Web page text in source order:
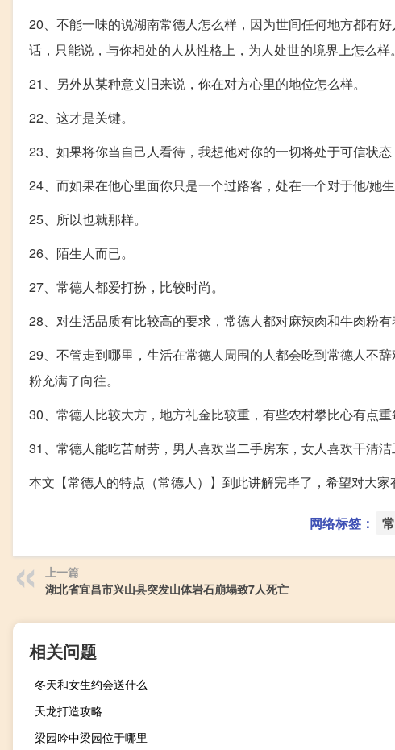
20、不能一味的说湖南常德人怎么样，因为世间任何地方都有
话，只能说，与你相处的人从性格上，为人处世的境界上怎么样。
21、另外从某种意义旧来说，你在对方心里的地位怎么样。
22、这才是关键。
23、如果将你当自己人看待，我想他对你的一切将处于可信状
24、而如果在他心里面你只是一个过路客，处在一个对于他/她
25、所以也就那样。
26、陌生人而已。
27、常德人都爱打扮，比较时尚。
28、对生活品质有比较高的要求，常德人都对麻辣肉和牛肉粉有
29、不管走到哪里，生活在常德人周围的人都会吃到常德人不
粉充满了向往。
30、常德人比较大方，地方礼金比较重，有些农村攀比心有点重
31、常德人能吃苦耐劳，男人喜欢当二手房东，女人喜欢干清洁
本文【常德人的特点（常德人）】到此讲解完毕了，希望对大家
网络标签：
上一篇
湖北省宜昌市兴山县突发山体岩石崩塌致7人死亡
相关问题
冬天和女生约会送什么
天龙打造攻略
梁园吟中梁园位于哪里